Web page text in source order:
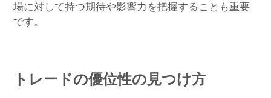
場に対して持つ期待や影響力を把握することも重要
です。
トレードの優位性の見つけ方